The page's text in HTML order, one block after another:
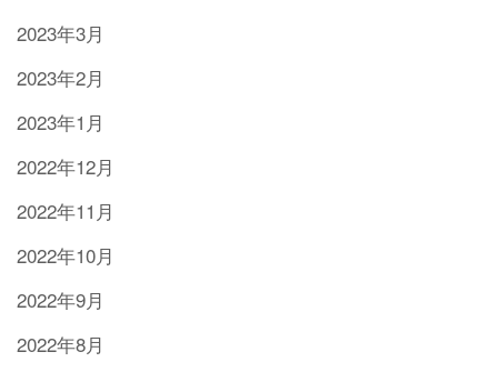
2023年3月
2023年2月
2023年1月
2022年12月
2022年11月
2022年10月
2022年9月
2022年8月